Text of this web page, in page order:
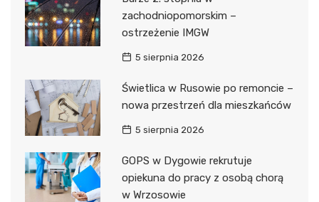
zachodniopomorskim –
ostrzeżenie IMGW
5 sierpnia 2026
Świetlica w Rusowie po remoncie –
nowa przestrzeń dla mieszkańców
5 sierpnia 2026
GOPS w Dygowie rekrutuje
opiekuna do pracy z osobą chorą
w Wrzosowie